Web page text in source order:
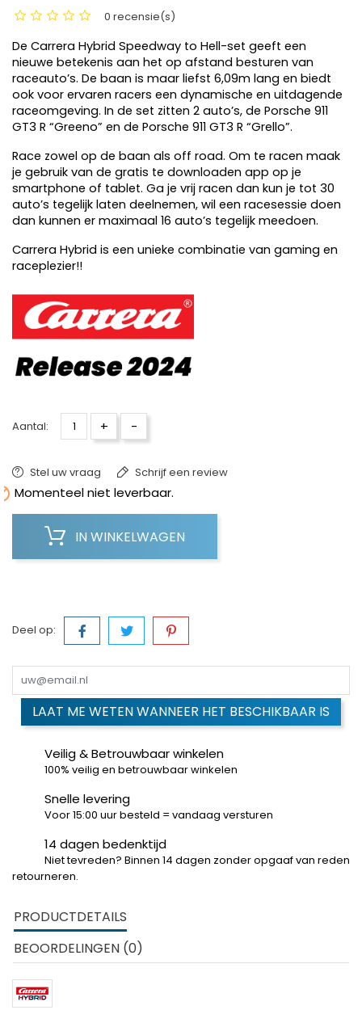
0 recensie(s)
De Carrera Hybrid Speedway to Hell-set geeft een
nieuwe betekenis aan het op afstand besturen van
raceauto’s. De baan is maar liefst 6,09m lang en biedt
ook voor ervaren racers een dynamische en uitdagende
raceomgeving. In de set zitten 2 auto’s, de Porsche 911
GT3 R “Greeno” en de Porsche 911 GT3 R “Grello”.
Race zowel op de baan als off road. Om te racen maak
je gebruik van de gratis te downloaden app op je
smartphone of tablet. Ga je vrij racen dan kun je tot 30
auto’s tegelijk laten deelnemen, wil een racesessie doen
dan kunnen er maximaal 16 auto’s tegelijk meedoen.
Carrera Hybrid is een unieke combinatie van gaming en
raceplezier!!
Aantal: + -
Stel uw vraag Schrijf een review
Momenteel niet leverbaar.
IN WINKELWAGEN
Deel op:
LAAT ME WETEN WANNEER HET BESCHIKBAAR IS
Veilig & Betrouwbaar winkelen
100% veilig en betrouwbaar winkelen
Snelle levering
Voor 15:00 uur besteld = vandaag versturen
14 dagen bedenktijd
Niet tevreden? Binnen 14 dagen zonder opgaaf van reden
retourneren.
PRODUCTDETAILS
BEOORDELINGEN (0)